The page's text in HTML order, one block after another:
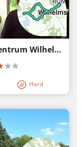
Wanderung zum Naturschutzzentrum Wilhelmsdorf
Hard